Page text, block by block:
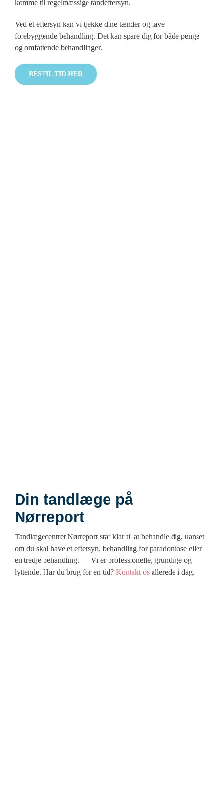
komme til regelmæssige tandeftersyn.
Ved et eftersyn kan vi tjekke dine tænder og lave
forebyggende behandling. Det kan spare dig for både penge
og omfattende behandlinger.
BESTIL TID HER
Din tandlæge på
Nørreport
Tandlægecentret Nørreport står klar til at behandle dig, uanset
om du skal have et eftersyn, behandling for paradontose eller
en tredje behandling. Vi er professionelle, grundige og
lyttende. Har du brug for en tid? Kontakt osallerede i dag.